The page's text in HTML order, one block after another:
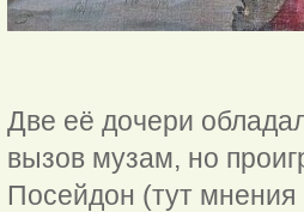
Две её дочери
вызов музам, но
Посейдон (тут мнения